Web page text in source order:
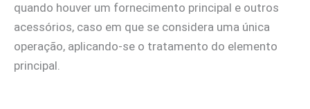
quando houver um fornecimento principal e outros
acessórios, caso em que se considera uma única
operação, aplicando-se o tratamento do elemento
principal.